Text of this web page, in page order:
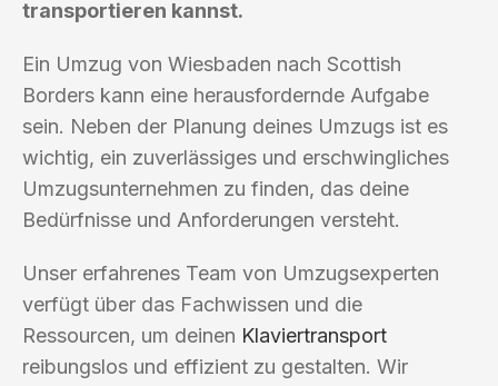
transportieren kannst.
Ein Umzug von Wiesbaden nach Scottish
Borders kann eine herausfordernde Aufgabe
sein. Neben der Planung deines Umzugs ist es
wichtig, ein zuverlässiges und erschwingliches
Umzugsunternehmen zu finden, das deine
Bedürfnisse und Anforderungen versteht.
Unser erfahrenes Team von Umzugsexperten
verfügt über das Fachwissen und die
Ressourcen, um deinen Klaviertransport
reibungslos und effizient zu gestalten. Wir